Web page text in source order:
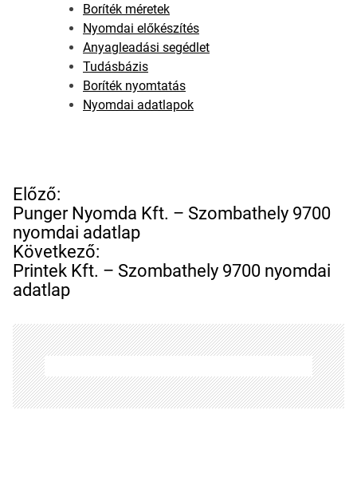
Boríték méretek
Nyomdai előkészítés
Anyagleadási segédlet
Tudásbázis
Boríték nyomtatás
Nyomdai adatlapok
B
e
j
e
g
y
z
é
s
n
a
v
Előző:
Punger Nyomda Kft. – Szombathely 9700
nyomdai adatlap
Következő:
Printek Kft. – Szombathely 9700 nyomdai
adatlap